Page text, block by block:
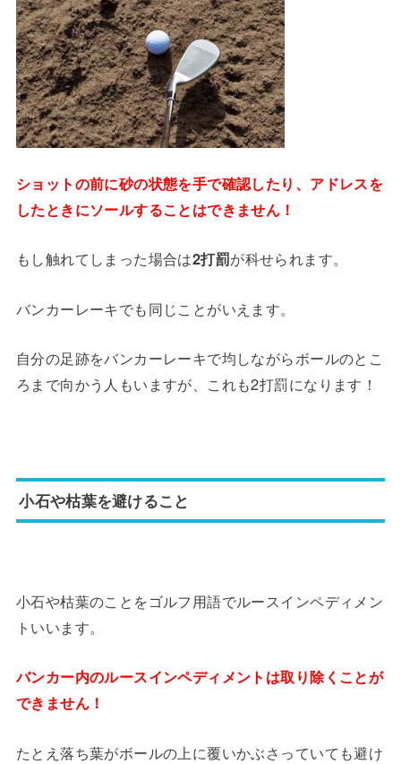
ショットの前に砂の状態を手で確認したり、アドレスを
したときにソールすることはできません！
もし触れてしまった場合は2打罰が科せられます。
バンカーレーキでも同じことがいえます。
自分の足跡をバンカーレーキで均しながらボールのとこ
ろまで向かう人もいますが、これも2打罰になります！
小石や枯葉を避けること
小石や枯葉のことをゴルフ用語でルースインペディメン
トいいます。
バンカー内のルースインペディメントは取り除くことが
できません！
たとえ落ち葉がボールの上に覆いかぶさっていても避け